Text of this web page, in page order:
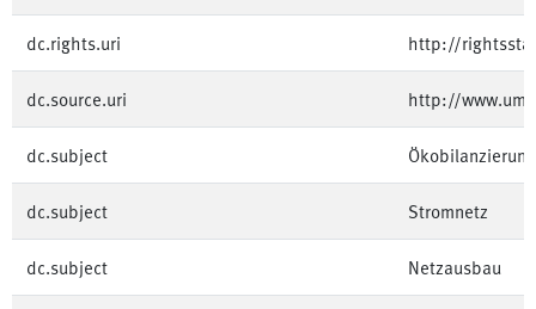
dc.rights.uri http://
dc.source.uri http://
dc.subject Ökobilanzierung
dc.subject Stromnetz
dc.subject Netzausbau